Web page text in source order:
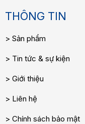
THÔNG TIN
Sản phẩm
Tin tức & sự kiện
Giới thiệu
Liên hệ
Chính sách bảo mật